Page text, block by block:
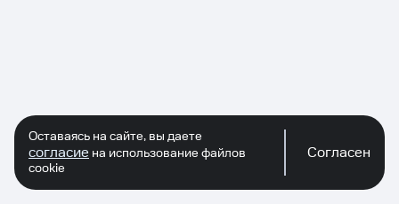
Оставаясь на сайте, вы даете
согласие на использование файлов
cookie
Согласен